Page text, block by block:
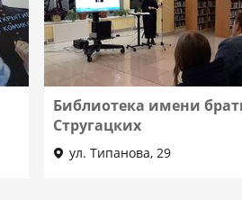
Библиотека имени
Стругацких
ул. Типанова, 29